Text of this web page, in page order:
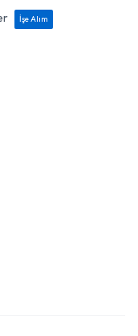
İşe Alım